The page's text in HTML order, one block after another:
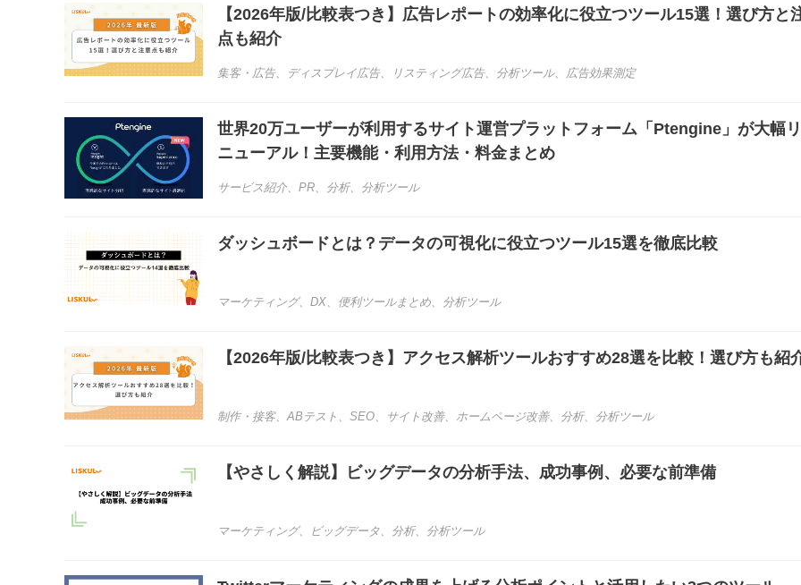
【2026年版/比較表つき】広告レポートの効率化に役立つツール15選！選び方と
点も紹介
集客・広告、 ディスプレイ広告、 リスティング広告、 分析ツール、 広告効果測定
世界20万ユーザーが利用するサイト運営プラットフォーム「Ptengine」が大幅リ
ニューアル！主要機能・利用方法・料金まとめ
サービス紹介、 PR、 分析、 分析ツール
ダッシュボードとは？データの可視化に役立つツール15選を徹底比較
マーケティング、 DX、 便利ツールまとめ、 分析ツール
【2026年版/比較表つき】アクセス解析ツールおすすめ28選を比較！選び方も紹
制作・接客、ABテスト 、 SEO、 サイト改善、 ホームページ改善、 分析、 分析ツール
【やさしく解説】ビッグデータの分析手法、成功事例、必要な前準備
マーケティング、 ビッグデータ、 分析、 分析ツール